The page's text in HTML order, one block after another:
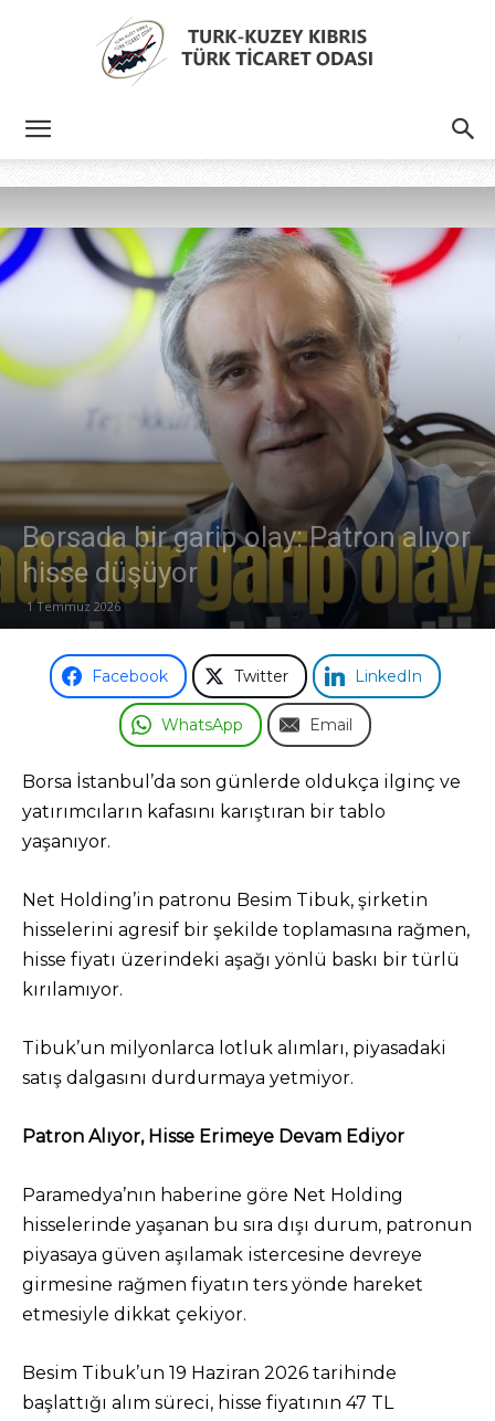
Kıbrıs
Türk
Ticaret
Odası
Borsada bir garip olay: Patron alıyor
hisse düşüyor
1 Temmuz 2026
Facebook Twitter LinkedIn
WhatsApp Email
Borsa İstanbul’da son günlerde oldukça ilginç ve
yatırımcıların kafasını karıştıran bir tablo
yaşanıyor.
Net Holding’in patronu Besim Tibuk, şirketin
hisselerini agresif bir şekilde toplamasına rağmen,
hisse fiyatı üzerindeki aşağı yönlü baskı bir türlü
kırılamıyor.
Tibuk’un milyonlarca lotluk alımları, piyasadaki
satış dalgasını durdurmaya yetmiyor.
Patron Alıyor, Hisse Erimeye Devam Ediyor
Paramedya’nın haberine göre Net Holding
hisselerinde yaşanan bu sıra dışı durum, patronun
piyasaya güven aşılamak istercesine devreye
girmesine rağmen fiyatın ters yönde hareket
etmesiyle dikkat çekiyor.
Besim Tibuk’un 19 Haziran 2026 tarihinde
başlattığı alım süreci, hisse fiyatının 47 TL